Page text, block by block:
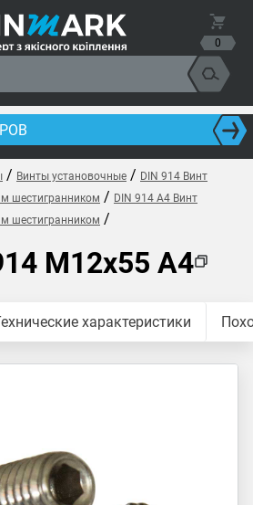
0
/ Винты установочные / DIN 914 Винт
шестигранником / DIN 914 A4 Винт
шестигранником /
M12x55 A4
характеристики